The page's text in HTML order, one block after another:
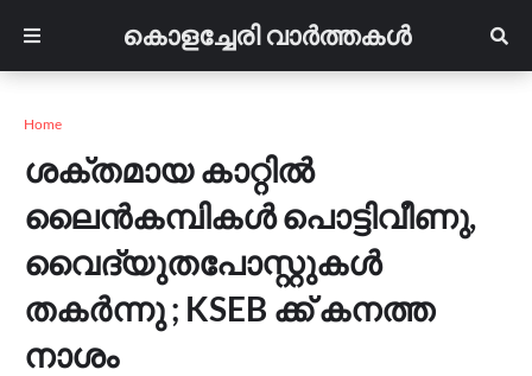
കൊളച്ചേരി വാർത്തകൾ
Home
ശക്തമായ കാറ്റിൽ
ലൈൻകമ്പികൾ പൊട്ടിവീണു,
വൈദ്യുതപോസ്റ്റുകൾ
തകർന്നു ; KSEB ക്ക് കനത്ത
നാശം